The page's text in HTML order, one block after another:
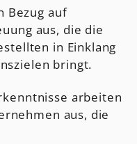
Bezug auf
aus, die die
in Einklang
bringt.
arbeiten
aus, die